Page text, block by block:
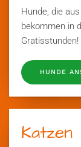
Hunde, die
bekommen in
Gratisstunden!
HUNDE
Katzen